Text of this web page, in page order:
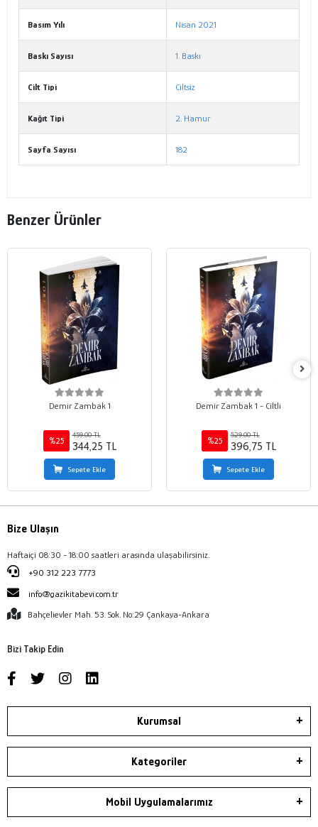
Basım Yılı Nisan 2021
Baskı Sayısı 1. Baskı
Cilt Tipi Ciltsiz
Kağıt Tipi 2. Hamur
Sayfa Sayısı 182
Benzer Ürünler
Demir Zambak 1
%25
459,00 TL
344,25 TL
Sepete Ekle
Demir Zambak 1 - Ciltli
%25
529,00 TL
396,75 TL
Sepete Ekle
Bize Ulaşın
Haftaiçi 08:30 - 18:00 saatleri arasında ulaşabilirsiniz.
+90 312 223 7773
info@gazikitabevi.com.tr
Bahçelievler Mah. 53. Sok. No:29 Çankaya-Ankara
Bizi Takip Edin
Kurumsal
Kategoriler
Mobil Uygulamalarımız